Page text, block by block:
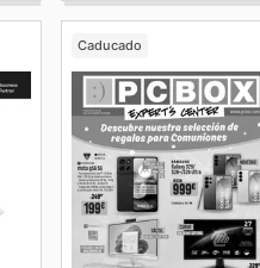
Caducado